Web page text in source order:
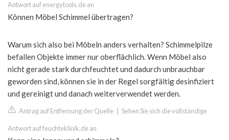
Antwort auf energytools.de an
Können Möbel Schimmel übertragen?
Warum sich also bei Möbeln anders verhalten? Schimmelpilze
befallen Objekte immer nur oberflächlich. Wenn Möbel also
nicht gerade stark durchfeuchtet und dadurch unbrauchbar
geworden sind, können sie in der Regel sorgfältig desinfiziert
und gereinigt und danach weiterverwendet werden.
Antrag auf Entfernung der Quelle Sehen Sie sich die vollständige
Antwort auf feuchteklinik.de an